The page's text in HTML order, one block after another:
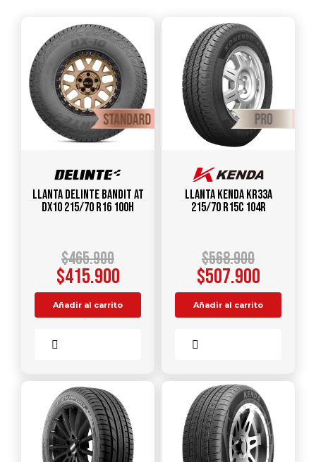
Llanta DELINTE Bandit AT
DX10 215/70 R16 100H
$465.900
$415.900
Añadir al carrito
Llanta KENDA KR33A
215/70 R15C 104R
$568.900
$507.900
Añadir al carrito